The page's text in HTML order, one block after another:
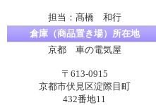
担当：髙橋 和行
倉庫（商品置き場）所在地
京都 車の電気屋
〒613-0915
京都市伏見区淀際目町
432番地11